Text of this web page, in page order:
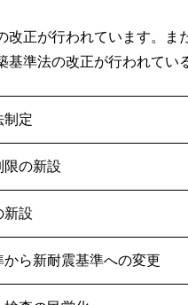
正が行われています。ま
準法の改正が行われてい
制定
限の新設
新設
から新耐震基準への変更